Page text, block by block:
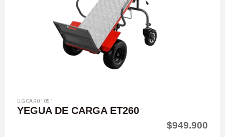
UGCAR01051
YEGUA DE CARGA ET260
$949.900